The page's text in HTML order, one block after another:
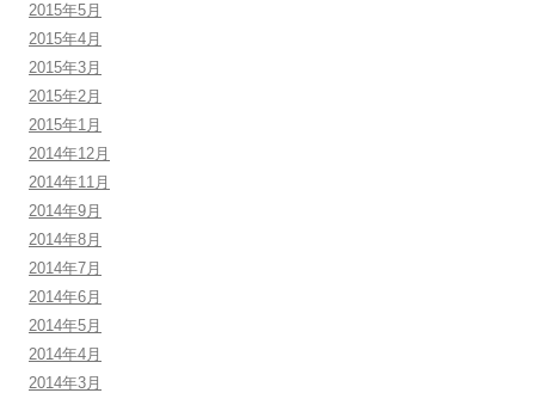
2015年5月
2015年4月
2015年3月
2015年2月
2015年1月
2014年12月
2014年11月
2014年9月
2014年8月
2014年7月
2014年6月
2014年5月
2014年4月
2014年3月